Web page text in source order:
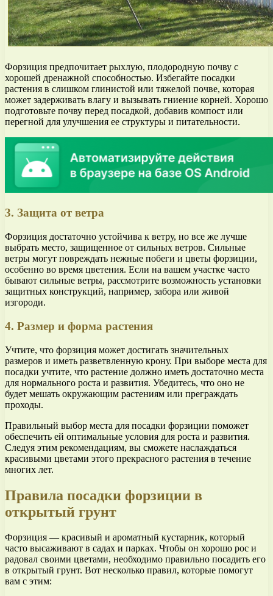
Форзиция предпочитает рыхлую, плодородную почву с
хорошей дренажной способностью. Избегайте посадки
растения в слишком глинистой или тяжелой почве, которая
может задерживать влагу и вызывать гниение корней. Хорошо
подготовьте почву перед посадкой, добавив компост или
перегной для улучшения ее структуры и питательности.
3. Защита от ветра
Форзиция достаточно устойчива к ветру, но все же лучше
выбрать место, защищенное от сильных ветров. Сильные
ветры могут повреждать нежные побеги и цветы форзиции,
особенно во время цветения. Если на вашем участке часто
бывают сильные ветры, рассмотрите возможность установки
защитных конструкций, например, забора или живой
изгороди.
4. Размер и форма растения
Учтите, что форзиция может достигать значительных
размеров и иметь разветвленную крону. При выборе места для
посадки учтите, что растение должно иметь достаточно места
для нормального роста и развития. Убедитесь, что оно не
будет мешать окружающим растениям или преграждать
проходы.
Правильный выбор места для посадки форзиции поможет
обеспечить ей оптимальные условия для роста и развития.
Следуя этим рекомендациям, вы сможете наслаждаться
красивыми цветами этого прекрасного растения в течение
многих лет.
Правила посадки форзиции в
открытый грунт
Форзиция — красивый и ароматный кустарник, который
часто высаживают в садах и парках. Чтобы он хорошо рос и
радовал своими цветами, необходимо правильно посадить его
в открытый грунт. Вот несколько правил, которые помогут
вам с этим: